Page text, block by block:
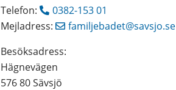
Telefon:
0382-153 01
Mejladress:
familjebadet@savsjo.se
Besöksadress:
Hägnevägen
576 80 Sävsjö